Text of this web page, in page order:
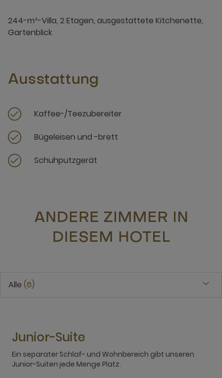
244-m²-Villa, 2 Etagen, ausgestattete Kitchenette,
Gartenblick
Ausstattung
Kaffee-/Teezubereiter
Bügeleisen und -brett
Schuhputzgerät
ANDERE ZIMMER IN
DIESEM HOTEL
Alle 6
Junior-Suite
Ein separater Schlaf- und Wohnbereich gibt unseren
Junior-Suiten jede Menge Platz.